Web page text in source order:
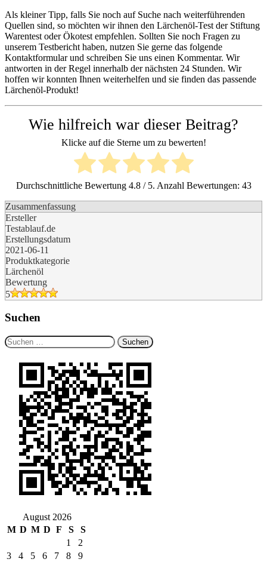
Als kleiner Tipp, falls Sie noch auf Suche nach weiterführenden
Quellen sind, so möchten wir ihnen den Lärchenöl-Test der Stiftung
Warentest oder Ökotest empfehlen. Sollten Sie noch Fragen zu
unserem Testbericht haben, nutzen Sie gerne das folgende
Kontaktformular und schreiben Sie uns einen Kommentar. Wir
antworten in der Regel innerhalb der nächsten 24 Stunden. Wir
hoffen wir konnten Ihnen weiterhelfen und sie finden das passende
Lärchenöl-Produkt!
Wie hilfreich war dieser Beitrag?
Klicke auf die Sterne um zu bewerten!
Durchschnittliche Bewertung 4.8/ 5. Anzahl Bewertungen: 43
Zusammenfassung
Ersteller
Testablauf.de
Erstellungsdatum
2021-06-11
Produktkategorie
Lärchenöl
Bewertung
5
Suchen
Suchen
nach:
August 2026
M D M D F S
S
1
2
3
4 5 6 7 8
9